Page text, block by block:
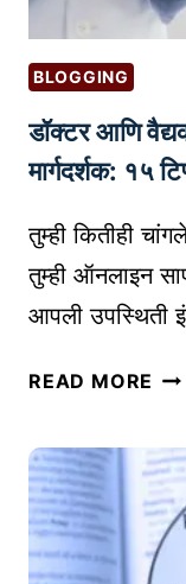
BLOGGING
डॉक्टर आणि
मार्गदर्शक: १५
तुम्ही कितीही
तुम्ही ऑनलाइन
आपली उपस्थिती
READ MORE डॉ
आ
णि
वै
द्य